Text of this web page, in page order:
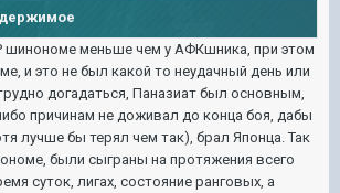
шинономе меньше чем у АФКшника, при этом
и это не был какой то неудачный день или
догадаться, Паназиат был основным,
причинам не доживал до конца боя, дабы
лучше бы терял чем так), брал Японца. Так
были сыграны на протяжения всего
суток, лигах, состояние ранговых, а